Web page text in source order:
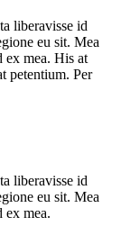
liberavisse id
eu sit. Mea
ex mea. His at
petentium. Per
liberavisse id
eu sit. Mea
ex mea.